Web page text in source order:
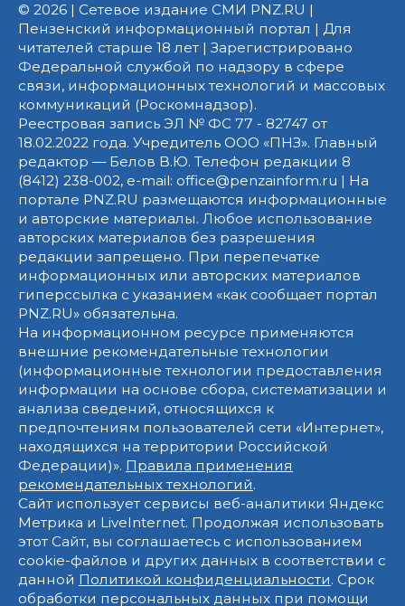
© 2026 | Сетевое издание СМИ PNZ.RU |
Пензенский информационный портал | Для
читателей старше 18 лет | Зарегистрировано
Федеральной службой по надзору в сфере
связи, информационных технологий и массовых
коммуникаций (Роскомнадзор).
Реестровая запись ЭЛ № ФС 77 - 82747 от
18.02.2022 года. Учредитель ООО «ПНЗ». Главный
редактор — Белов В.Ю. Телефон редакции 8
(8412) 238-002, e-mail: office@penzainform.ru | На
портале PNZ.RU размещаются информационные
и авторские материалы. Любое использование
авторских материалов без разрешения
редакции запрещено. При перепечатке
информационных или авторских материалов
гиперссылка с указанием «как сообщает портал
PNZ.RU» обязательна.
На информационном ресурсе применяются
внешние рекомендательные технологии
(информационные технологии предоставления
информации на основе сбора, систематизации и
анализа сведений, относящихся к
предпочтениям пользователей сети «Интернет»,
находящихся на территории Российской
Федерации)». Правила применения
рекомендательных технологий.
Сайт использует сервисы веб-аналитики Яндекс
Метрика и LiveInternet. Продолжая использовать
этот Сайт, вы соглашаетесь с использованием
cookie-файлов и других данных в соответствии с
данной Политикой конфиденциальности. Срок
обработки персональных данных при помощи